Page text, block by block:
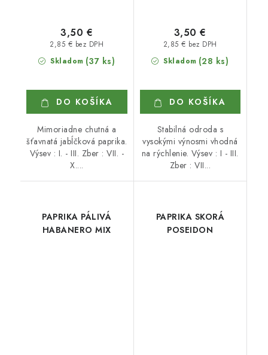
Skladom (37 ks)
2,85 € bez DPH
3,50 €
DO KOŠÍKA
Mimoriadne chutná a
šťavnatá jabĺčková paprika.
Výsev : I. - III. Zber : VII. -
X....
Skladom (28 ks)
2,85 € bez DPH
3,50 €
DO KOŠÍKA
Stabilná odroda s
vysokými výnosmi vhodná
na rýchlenie. Výsev : I - III.
Zber : VII...
PAPRIKA PÁLIVÁ
HABANERO MIX
PAPRIKA SKORÁ
POSEIDON